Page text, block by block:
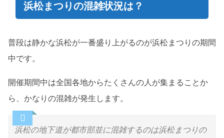
浜松まつりの混雑状況は？
普段は静かな浜松が一番盛り上がるのが浜松まつりの期間
中です。
開催期間中は全国各地からたくさんの人が集まることか
ら、かなりの混雑が発生します。
浜松の地下道が都市部並に混雑するのは浜松まつりの